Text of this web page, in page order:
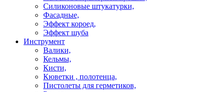
Силиконовые штукатурки,
Фасадные,
Эффект короед,
Эффект шуба
Инструмент
Валики,
Кельмы,
Кисти,
Кюветки , полотенца,
Пистолеты для герметиков,